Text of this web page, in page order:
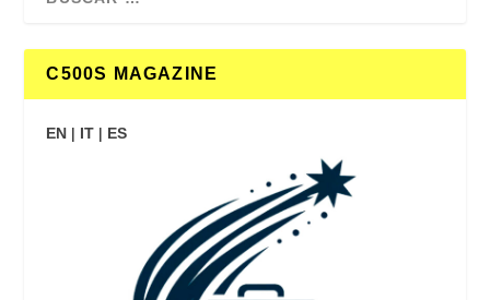
C500S MAGAZINE
EN | IT | ES